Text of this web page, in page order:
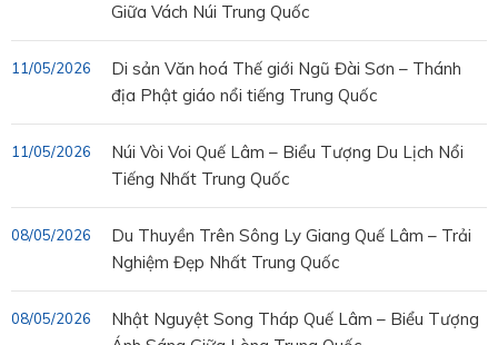
Giữa Vách Núi Trung Quốc
Di sản Văn hoá Thế giới Ngũ Đài Sơn – Thánh
địa Phật giáo nổi tiếng Trung Quốc
11/05/2026
Núi Vòi Voi Quế Lâm – Biểu Tượng Du Lịch Nổi
Tiếng Nhất Trung Quốc
11/05/2026
Du Thuyền Trên Sông Ly Giang Quế Lâm – Trải
Nghiệm Đẹp Nhất Trung Quốc
08/05/2026
Nhật Nguyệt Song Tháp Quế Lâm – Biểu Tượng
08/05/2026